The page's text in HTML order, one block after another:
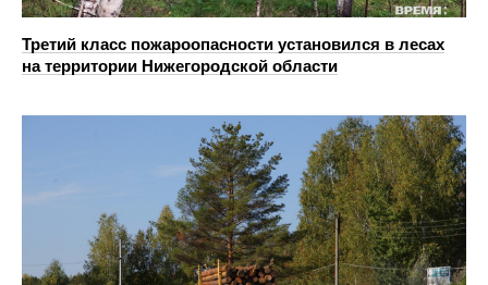
Третий класс пожароопасности установился в лесах
на территории Нижегородской области